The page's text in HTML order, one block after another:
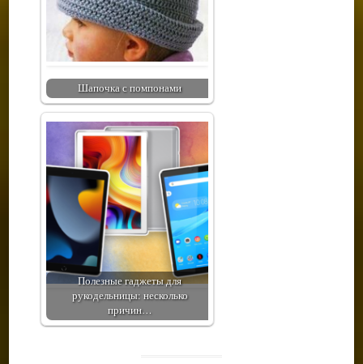
Шапочка с помпонами
Полезные гаджеты для
рукодельницы: несколько
причин…